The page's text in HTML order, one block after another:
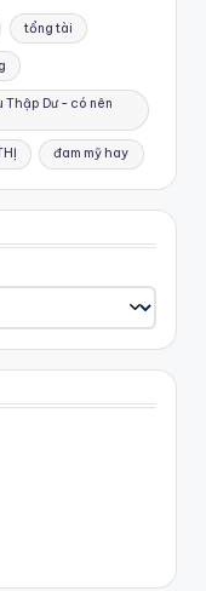
tổng tài
Thập Dư - có nên
đam mỹ hay